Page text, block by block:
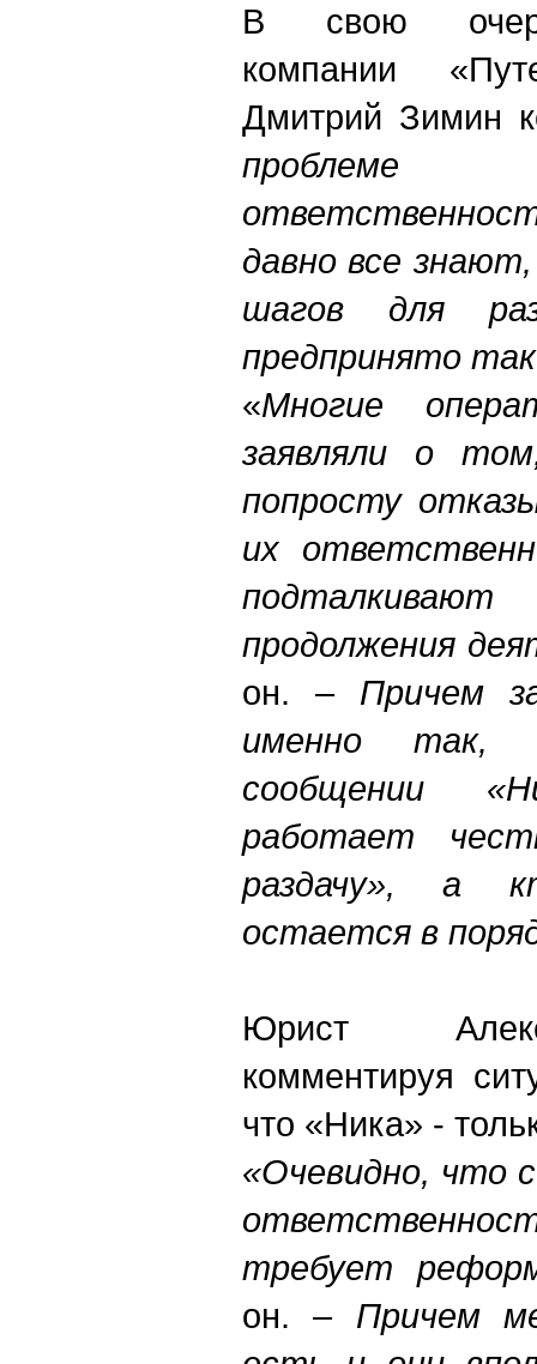
В свою
компании
Дмитрий Зимин
проблеме
давно все
шагов для
предпринято
«Многие
заявляли о
попросту
их
продолжения
он. – Причем
именно так,
сообщении
работает
раздачу», а
остается в
Юрист
комментируя
что «Ника» -
«Очевидно, что
требует
он. –Причем